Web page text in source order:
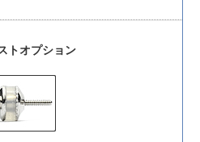
トオプション